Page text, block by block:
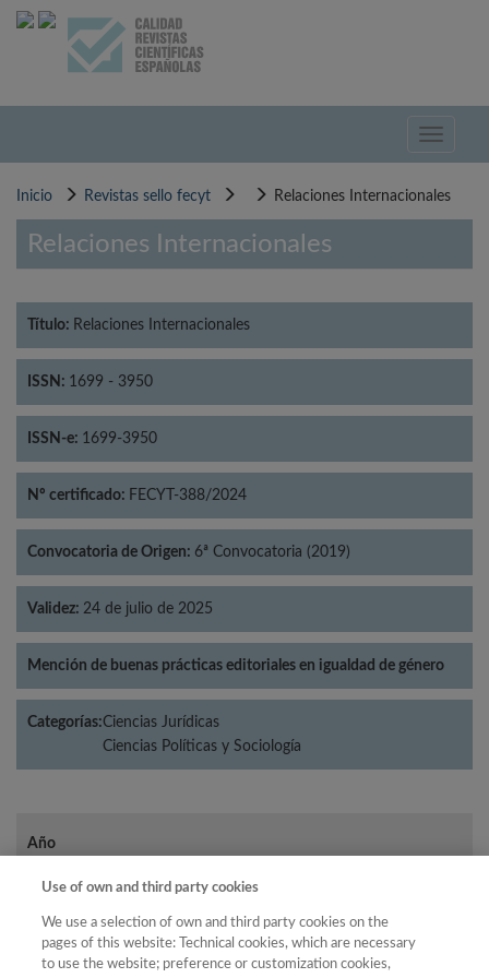
Pasar
Toggle
Inicio Revistas sello fecyt Relaciones Internacionales
Relaciones Internacionales
Título: Relaciones Internacionales
ISSN: 1699 - 3950
ISSN-e: 1699-3950
Nº certificado: FECYT-388/2024
Convocatoria de Origen: 6ª Convocatoria (2019)
Validez: 24 de julio de 2025
Mención de buenas prácticas editoriales en igualdad de género
Categorías:Ciencias Jurídicas
Ciencias Políticas y Sociología
Año
Filtrar
Use of own and third party cookies
We use a selection of own and third party cookies on the
pages of this website: Technical cookies, which are necessary
to use the website; preference or customization cookies,